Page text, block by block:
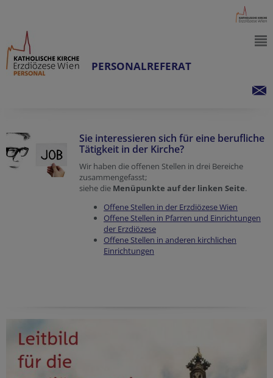
PERSONALREFERAT
Sie interessieren sich für eine berufliche
Tätigkeit in der Kirche?
Wir haben die offenen Stellen in drei Bereiche
zusammengefasst;
siehe die Menüpunkte auf der linken Seite.
Offene Stellen in der Erzdiözese Wien
Offene Stellen in Pfarren und Einrichtungen
der Erzdiözese
Offene Stellen in anderen kirchlichen
Einrichtungen